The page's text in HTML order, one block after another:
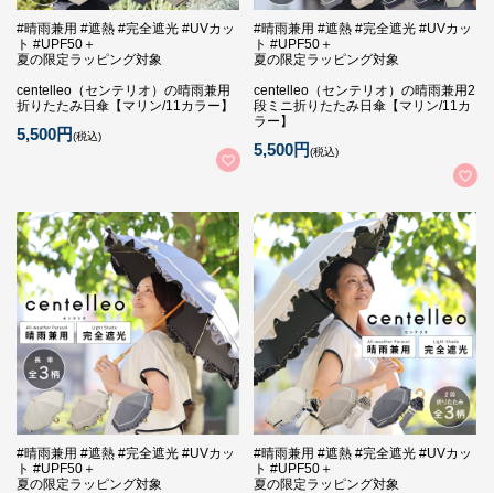
#晴雨兼用 #遮熱 #完全遮光 #UVカッ
ト #UPF50＋
夏の限定ラッピング対象
centelleo（センテリオ）の晴雨兼用
折りたたみ日傘【マリン/11カラー】
5,500円(税込)
#晴雨兼用 #遮熱 #完全遮光 #UVカッ
ト #UPF50＋
夏の限定ラッピング対象
centelleo（センテリオ）の晴雨兼用2
段ミニ折りたたみ日傘【マリン/11カ
ラー】
5,500円(税込)
#晴雨兼用 #遮熱 #完全遮光 #UVカッ
ト #UPF50＋
夏の限定ラッピング対象
#晴雨兼用 #遮熱 #完全遮光 #UVカッ
ト #UPF50＋
夏の限定ラッピング対象